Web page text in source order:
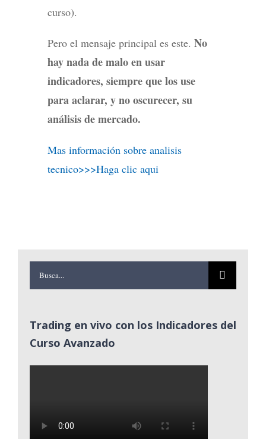
curso).
Pero el mensaje principal es este. No
hay nada de malo en usar
indicadores, siempre que los use
para aclarar, y no oscurecer, su
análisis de mercado.
Mas información sobre analisis
tecnico>>>Haga clic aqui
Buscar:
Trading en vivo con los Indicadores del
Curso Avanzado